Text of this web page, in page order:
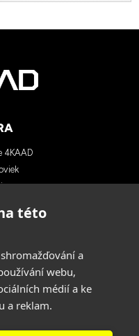
této
a
webu,
médií a ke
a reklam.
4KAAD
s r.o.
31 Lelekovice,